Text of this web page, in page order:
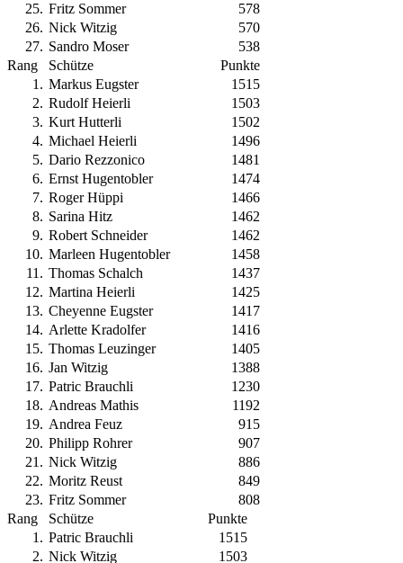
25. Fritz Sommer
578
26. Nick Witzig
570
27. Sandro Moser
538
Rang
Schütze
Punkte
1. Markus Eugster
1515
2. Rudolf Heierli
1503
3. Kurt Hutterli
1502
4. Michael Heierli
1496
5. Dario Rezzonico
1481
6. Ernst Hugentobler
1474
7. Roger Hüppi
1466
8. Sarina Hitz
1462
9. Robert Schneider
1462
10. Marleen Hugentobler
1458
11. Thomas Schalch
1437
12. Martina Heierli
1425
13. Cheyenne Eugster
1417
14. Arlette Kradolfer
1416
15. Thomas Leuzinger
1405
16. Jan Witzig
1388
17. Patric Brauchli
1230
18. Andreas Mathis
1192
19. Andrea Feuz
915
20. Philipp Rohrer
907
21. Nick Witzig
886
22. Moritz Reust
849
23. Fritz Sommer
808
Rang
Schütze
Punkte
1. Patric Brauchli
1515
2. Nick Witzig
1503